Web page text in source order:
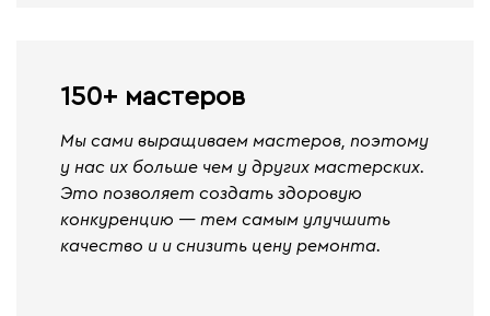
150+ мастеров
Мы сами выращиваем мастеров, поэтому
у нас их больше чем у других мастерских.
Это позволяет создать здоровую
конкуренцию — тем самым улучшить
качество и и снизить цену ремонта.